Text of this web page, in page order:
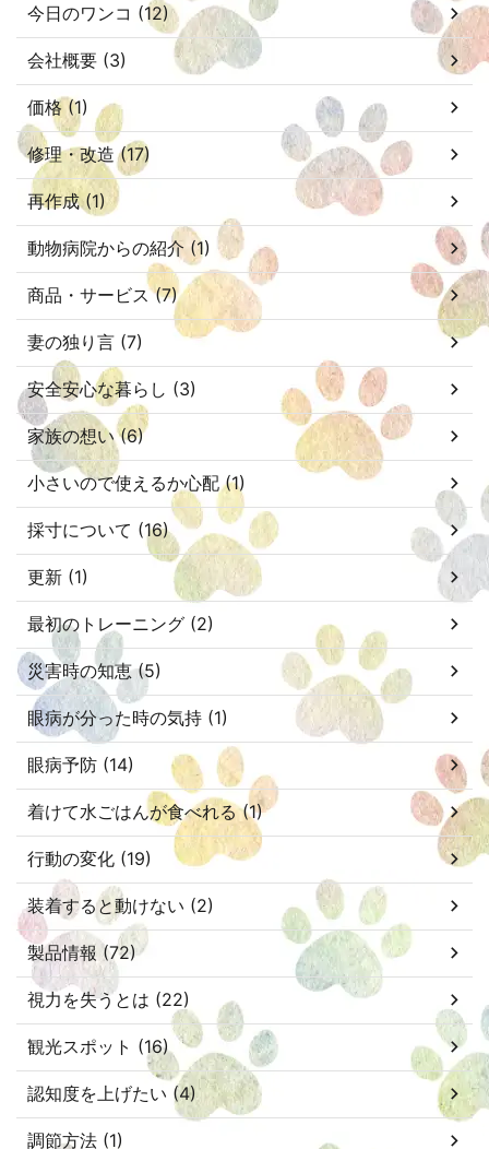
今日のワンコ (12)
会社概要 (3)
価格 (1)
修理・改造 (17)
再作成 (1)
動物病院からの紹介 (1)
商品・サービス (7)
妻の独り言 (7)
安全安心な暮らし (3)
家族の想い (6)
小さいので使えるか心配 (1)
採寸について (16)
更新 (1)
最初のトレーニング (2)
災害時の知恵 (5)
眼病が分った時の気持 (1)
眼病予防 (14)
着けて水ごはんが食べれる (1)
行動の変化 (19)
装着すると動けない (2)
製品情報 (72)
視力を失うとは (22)
観光スポット (16)
認知度を上げたい (4)
調節方法 (1)